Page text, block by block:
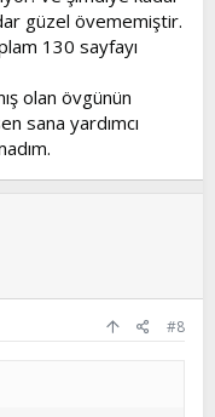
güzel övememiştir.
130 sayfayı
olan övgünün
sana yardımcı
#8